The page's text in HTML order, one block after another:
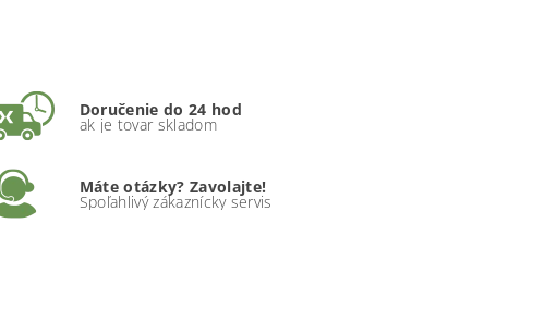
Doručenie do 24 hod
ak je tovar skladom
Máte otázky? Zavolajte!
Spoľahlivý zákaznícky servis